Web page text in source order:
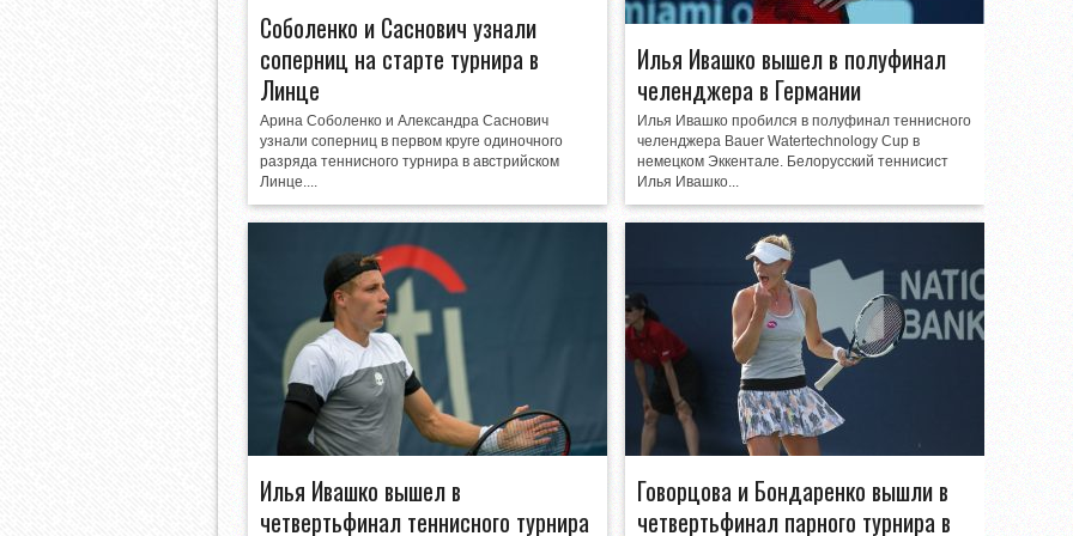
Соболенко и Саснович узнали
соперниц на старте турнира в
Линце
Арина Соболенко и Александра Саснович
узнали соперниц в первом круге одиночного
разряда теннисного турнира в австрийском
Линце....
Илья Ивашко вышел в полуфинал
челенджера в Германии
Илья Ивашко пробился в полуфинал теннисного
челенджера Bauer Watertechnology Cup в
немецком Эккентале. Белорусский теннисист
Илья Ивашко...
Илья Ивашко вышел в
четвертьфинал теннисного турнира
Говорцова и Бондаренко вышли в
четвертьфинал парного турнира в